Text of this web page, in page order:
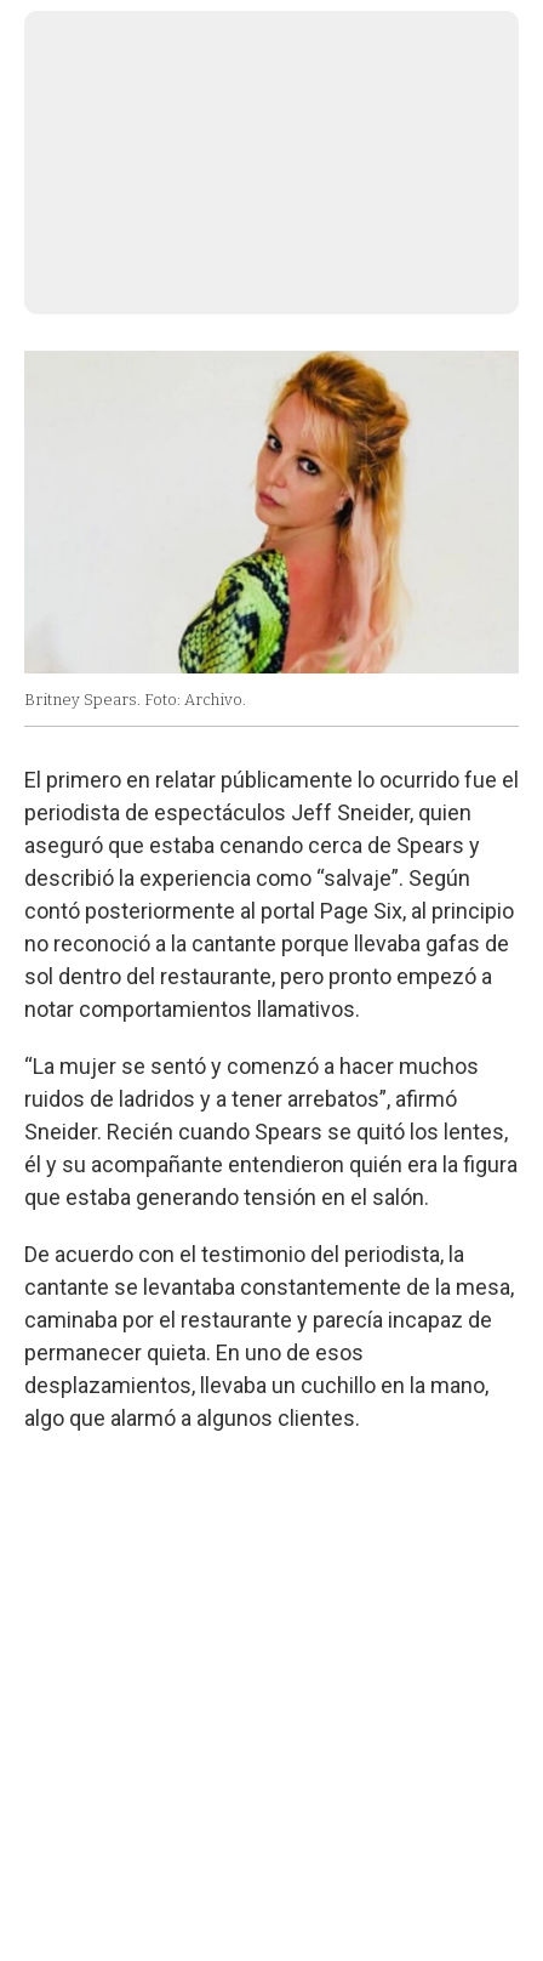
Britney Spears. Foto: Archivo.
El primero en relatar públicamente lo ocurrido fue el
periodista de espectáculos Jeff Sneider, quien
aseguró que estaba cenando cerca de Spears y
describió la experiencia como “salvaje”. Según
contó posteriormente al portal Page Six, al principio
no reconoció a la cantante porque llevaba gafas de
sol dentro del restaurante, pero pronto empezó a
notar comportamientos llamativos.
“La mujer se sentó y comenzó a hacer muchos
ruidos de ladridos y a tener arrebatos”, afirmó
Sneider. Recién cuando Spears se quitó los lentes,
él y su acompañante entendieron quién era la figura
que estaba generando tensión en el salón.
De acuerdo con el testimonio del periodista, la
cantante se levantaba constantemente de la mesa,
caminaba por el restaurante y parecía incapaz de
permanecer quieta. En uno de esos
desplazamientos, llevaba un cuchillo en la mano,
algo que alarmó a algunos clientes.